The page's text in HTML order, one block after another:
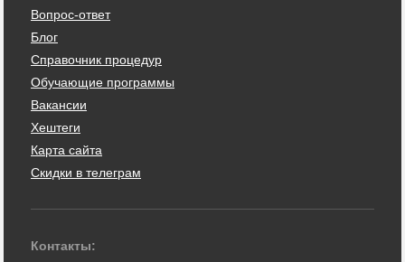
Вопрос-ответ
Блог
Справочник процедур
Обучающие программы
Вакансии
Хештеги
Карта сайта
Скидки в телеграм
Контакты: